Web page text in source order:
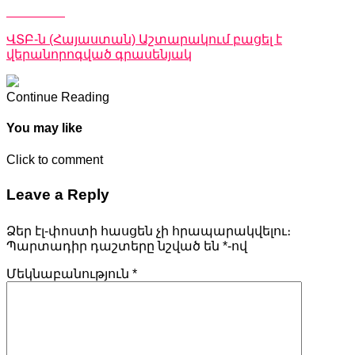
ՎՏԲ-ն (Հայաստան) Աշտարակում բացել է
վերանորոգված գրասենյակ
Continue Reading
You may like
Click to comment
Leave a Reply
Ձեր էլ-փոստի հասցեն չի հրապարակվելու։
Պարտադիր դաշտերը նշված են *-ով
Մեկնաբանություն *